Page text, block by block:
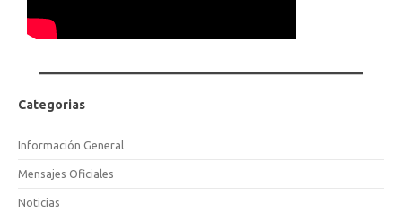
Categorias
Información General
Mensajes Oficiales
Noticias